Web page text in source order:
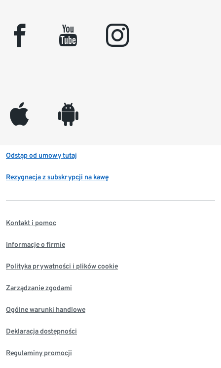
facebook youtube instagram
appleinc android
Odstąp od umowy tutaj
Rezygnacja z subskrypcji na kawę
Kontakt i pomoc
Informacje o firmie
Polityka prywatności i plików cookie
Zarządzanie zgodami
Ogólne warunki handlowe
Deklaracja dostępności
Regulaminy promocji